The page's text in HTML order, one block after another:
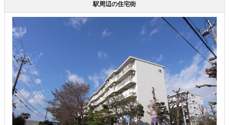
駅周辺の住宅街